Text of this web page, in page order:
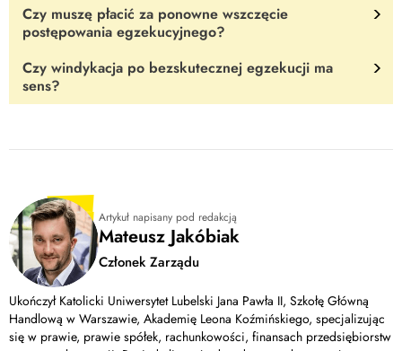
Musisz zebrać takie dokumenty jak: postanowienie o umorzeniu
egzekucji oraz tytuł wykonawczy.
Czy muszę płacić za ponowne wszczęcie
postępowania egzekucyjnego?
Tak.Przygotuj się na pokrycie zaliczki na realizację wniosku oraz
poniesienie kosztów z tytułu poszukiwania majątku dłużnika.
Czy windykacja po bezskutecznej egzekucji ma
sens?
sytuacja finansowa dłużnika się zmieni. Dzięki temu będziesz
Artykuł napisany pod redakcją
Mateusz Jakóbiak
Członek Zarządu
Ukończył Katolicki Uniwersytet Lubelski Jana Pawła II, Szkołę Główną
Handlową w Warszawie, Akademię Leona Koźmińskiego, specjalizując
się w prawie, prawie spółek, rachunkowości, finansach przedsiębiorstw